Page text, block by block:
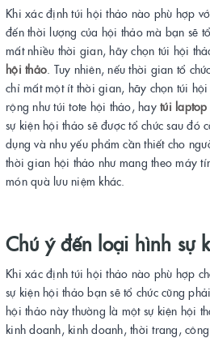
Khi xác định túi hội thảo nào phù hợp
đến thời lượng của hội thảo mà bạn sẽ
mất nhiều thời gian, hãy chọn túi hội
hội thảo . Tuy nhiên, nếu thời gian tổ
chỉ mất một ít thời gian, hãy chọn túi
rộng như túi tote hội thảo, hay túi
sự kiện hội thảo sẽ được tổ chức sau đó
dụng và nhu yếu phẩm cần thiết cho
thời gian hội thảo như mang theo máy
món quà lưu niệm khác.
Chú ý đến loại hình sự
Khi xác định túi hội thảo nào phù hợp
sự kiện hội thảo bạn sẽ tổ chức cũng
hội thảo này thường là một sự kiện hội
kinh doanh, kinh doanh, thời trang,